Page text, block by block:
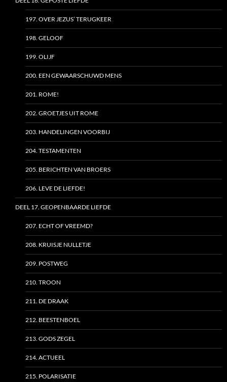
197. OVER JEZUS’ TERUGKEER
198. GELOOF
199. OLIJF
200. EEN GEWAARSCHUWD MENS
201. ROME!
202. GROETJES UIT ROME
203. HANDELINGEN VOORBIJ
204. TESTAMENTEN
205. BERICHTEN VAN BROERS
206. LEVE DE LIEFDE!
DEEL 17. GEOPENBAARDE LIEFDE
207. ECHT OF VREEMD?
208. KRUISJE NULLETJE
209. POSTWEG
210. TROON
211. DE DRAAK
212. BEESTENBOEL
213. GODS ZEGEL
214. ACTUEEL
215. POLARISATIE